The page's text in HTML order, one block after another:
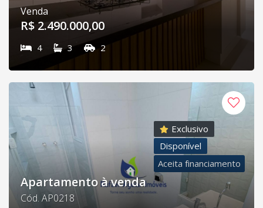
Venda
R$ 2.490.000,00
4 3 2
Exclusivo
Disponível
Aceita financiamento
Apartamento à venda
Cód. AP0218